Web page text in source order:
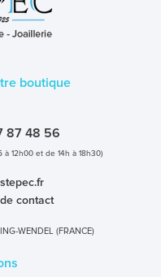
boutique
87 48 56
12h00 et de 14h à 18h30)
contact
WENDEL (FRANCE)